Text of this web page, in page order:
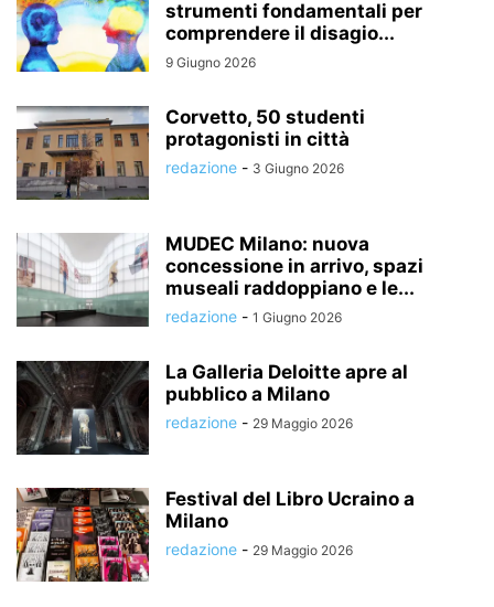
strumenti fondamentali per
comprendere il disagio...
9 Giugno 2026
Corvetto, 50 studenti
protagonisti in città
redazione - 3 Giugno 2026
MUDEC Milano: nuova
concessione in arrivo, spazi
museali raddoppiano e le...
redazione - 1 Giugno 2026
La Galleria Deloitte apre al
pubblico a Milano
redazione - 29 Maggio 2026
Festival del Libro Ucraino a
Milano
redazione - 29 Maggio 2026